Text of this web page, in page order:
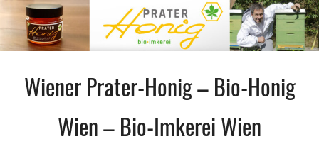
Inhalt
springen
Wiener Prater-Honig – Bio-Honig
Wien – Bio-Imkerei Wien